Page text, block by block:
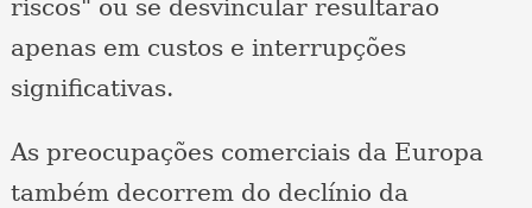
riscos" ou se desvincular resultarão
apenas em custos e interrupções
significativas.
As preocupações comerciais da Europa
também decorrem do declínio da